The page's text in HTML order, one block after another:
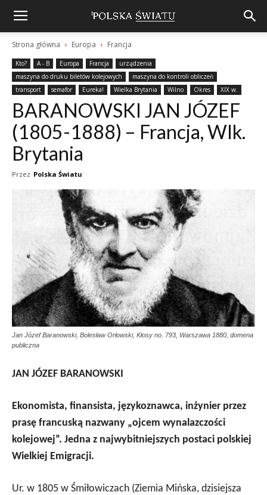
Strona główna Europa Francja
Kto? A - B Europa Francja
urządzenia
maszyna do druku biletów kolejowych
maszyna do kontroli obliczeń
transport
semafor Eureka! Wielka Brytania Wilno Okres XIX w.
BARANOWSKI JAN JÓZEF
(1805-1888) – Francja, Wlk.
Brytania
Przez Polska Światu
Jan Józef Baranowski, Bolesław Orłowski, Kłosy no. 793, Warszawa 1880, domena
publiczna
JAN JÓZEF BARANOWSKI
Ekonomista, finansista, językoznawca, inżynier przez
prasę francuską nazwany „ojcem wynalazczości
kolejowej”. Jedna z najwybitniejszych postaci polskiej
Wielkiej Emigracji.
Ur. w 1805 w Śmiłowiczach (Ziemia Mińska, dzisiejsza